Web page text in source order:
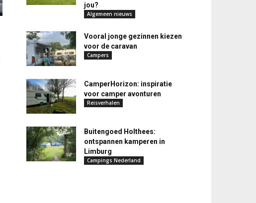
jou?
Algemeen nieuws
Vooral jonge gezinnen kiezen
voor de caravan
Campers
CamperHorizon: inspiratie
voor camper avonturen
Reisverhalen
Buitengoed Holthees:
ontspannen kamperen in
Limburg
Campings Nederland